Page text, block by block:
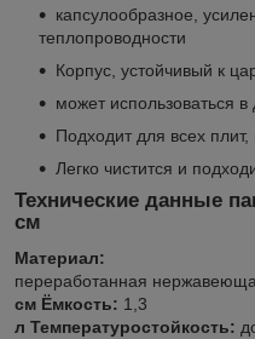
капсулообразное,
теплопроводности
Корпус, устойчивый к
может использоваться в
Подходит для всех
Легко чистится и
Технические данные
см
Материал:
переработанная
см Ёмкость: 1,3
л Температуростойкость: